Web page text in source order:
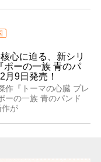
心に迫る、新シリ
ーの一族 青のパ
月9日発売！
作『トーマの心臓 プレ
ーの一族 青のパンド
作が